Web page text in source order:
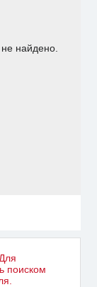
найдено.
поиском